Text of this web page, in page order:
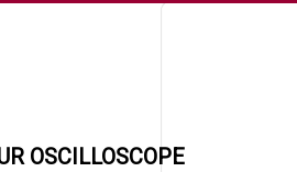
OSCILLOSCOPE